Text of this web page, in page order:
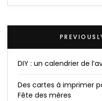
DIY : un calendrier de
Des cartes à imprimer
Fête des mères